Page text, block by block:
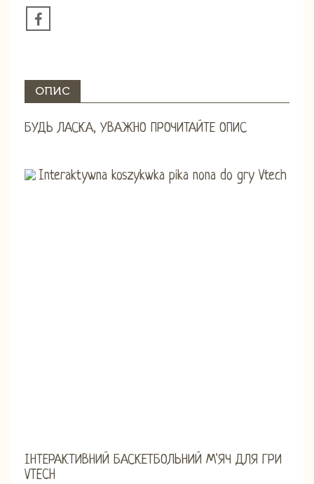
ОПИС
БУДЬ ЛАСКА, УВАЖНО ПРОЧИТАЙТЕ ОПИС
ІНТЕРАКТИВНИЙ БАСКЕТБОЛЬНИЙ М'ЯЧ ДЛЯ ГРИ
VTECH